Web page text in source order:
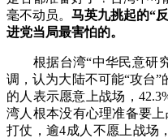
毫不动员。 马英九挑起的“
进党当局最害怕的。
根据台湾“中华民意研究
调，认为大陆不可能“攻台”
的人表示愿意上战场，
湾人根本没有心理准备要
打仗，逾4成人不愿上战场